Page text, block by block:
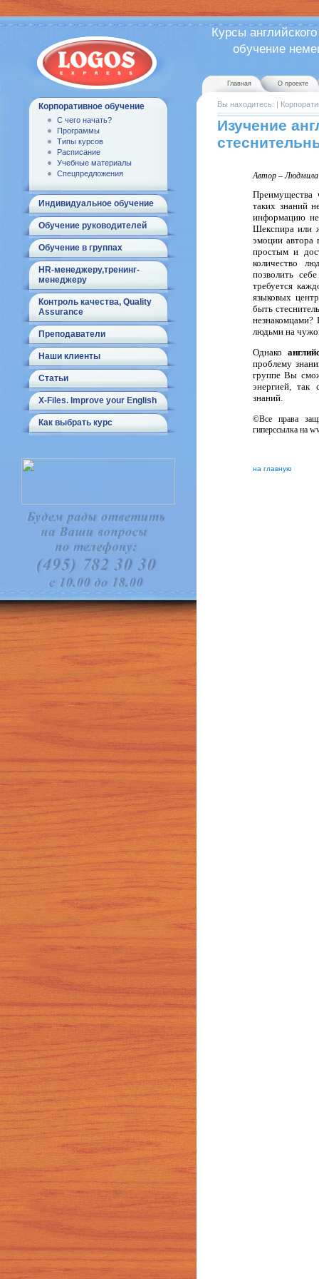
Курсы
обучение
Корпоративное обучение
С чего начать?
Программы
Типы курсов
Расписание
Учебные материалы
Спецпредложения
Индивидуальное обучение
Обучение руководителей
Обучение в группах
HR-менеджеру,тренинг-
менеджеру
Контроль качества, Quality
Assurance
Преподаватели
Наши клиенты
Статьи
X-Files. Improve your English
Как выбрать курс
Главная О проекте
Вы находитесь: |
Изучение
Автор –
Преимущества
таких знаний
информацию
Шекспира или
эмоции автора
простым и
количество
позволить
требуется
языковых
быть
людьми на
Однако
проблему
группе Вы
энергией, так
знаний.
©Все права
гиперссылка на
на главную